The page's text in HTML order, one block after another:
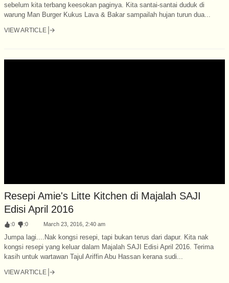
sebelum kita terbang keesokan paginya. Kita santai-santai duduk di
warung Man Burger Kukus Lava & Bakar sampailah hujan turun dua...
VIEW ARTICLE
Resepi Amie's Litte Kitchen di Majalah SAJI
Edisi April 2016
:0 :0 March 23, 2016, 2:40 am
Jumpa lagi....Nak kongsi resepi, tapi bukan terus dari dapur. Kita nak
kongsi resepi yang keluar dalam Majalah SAJI Edisi April 2016. Terima
kasih untuk wartawan Tajul Ariffin Abu Hassan kerana sudi...
VIEW ARTICLE